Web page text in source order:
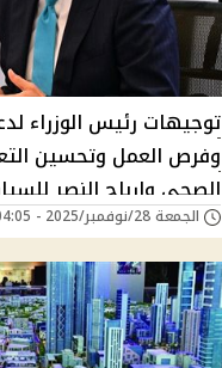
توجيهات رئيس الوزراء
وفرص العمل وتحسين
الصحي وارباح النصر
الجمعة 28/نوفمبر/2025 - 04:05 م